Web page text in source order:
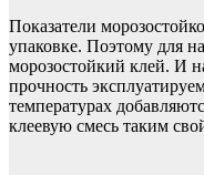
Показатели
упаковке. Поэтому для
морозостойкий клей. И
прочность
температурах
клеевую смесь таким